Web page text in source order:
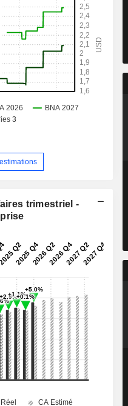
trimestriel -